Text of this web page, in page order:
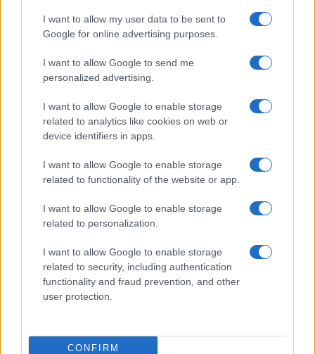
I want to allow my user data to be sent to
Google for online advertising purposes.
I want to allow Google to send me
personalized advertising.
I want to allow Google to enable storage
related to analytics like cookies on web or
device identifiers in apps.
I want to allow Google to enable storage
related to functionality of the website or app.
I want to allow Google to enable storage
related to personalization.
I want to allow Google to enable storage
related to security, including authentication
functionality and fraud prevention, and other
user protection.
CONFIRM
schierare “osservatori disarmati” per monitorare
un futuro accordo di pace; tuttavia, ha ribadito
Paesi appartenenti alla Nato. Infine, un
avvertimento dal Cremlino: l’invio di militari da
Paesi Nato in Ucraina rappresenta “una tendenza
assolutamente pericolosa”. Questo, secondo il
portavoce del Cremlino Dmitry Peskov, creerebbe
“ulteriori cause di fondo del conflitto”.
Articolo in aggiornamento
Nicolaporro.it è anche su Whatsapp. È sufficiente
cliccare quiper iscriversi al canale ed essere sempre
aggiornati (gratis).
#UCRAINA